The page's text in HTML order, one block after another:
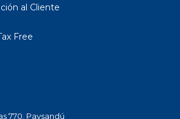
al Cliente
Free
770, Paysandú